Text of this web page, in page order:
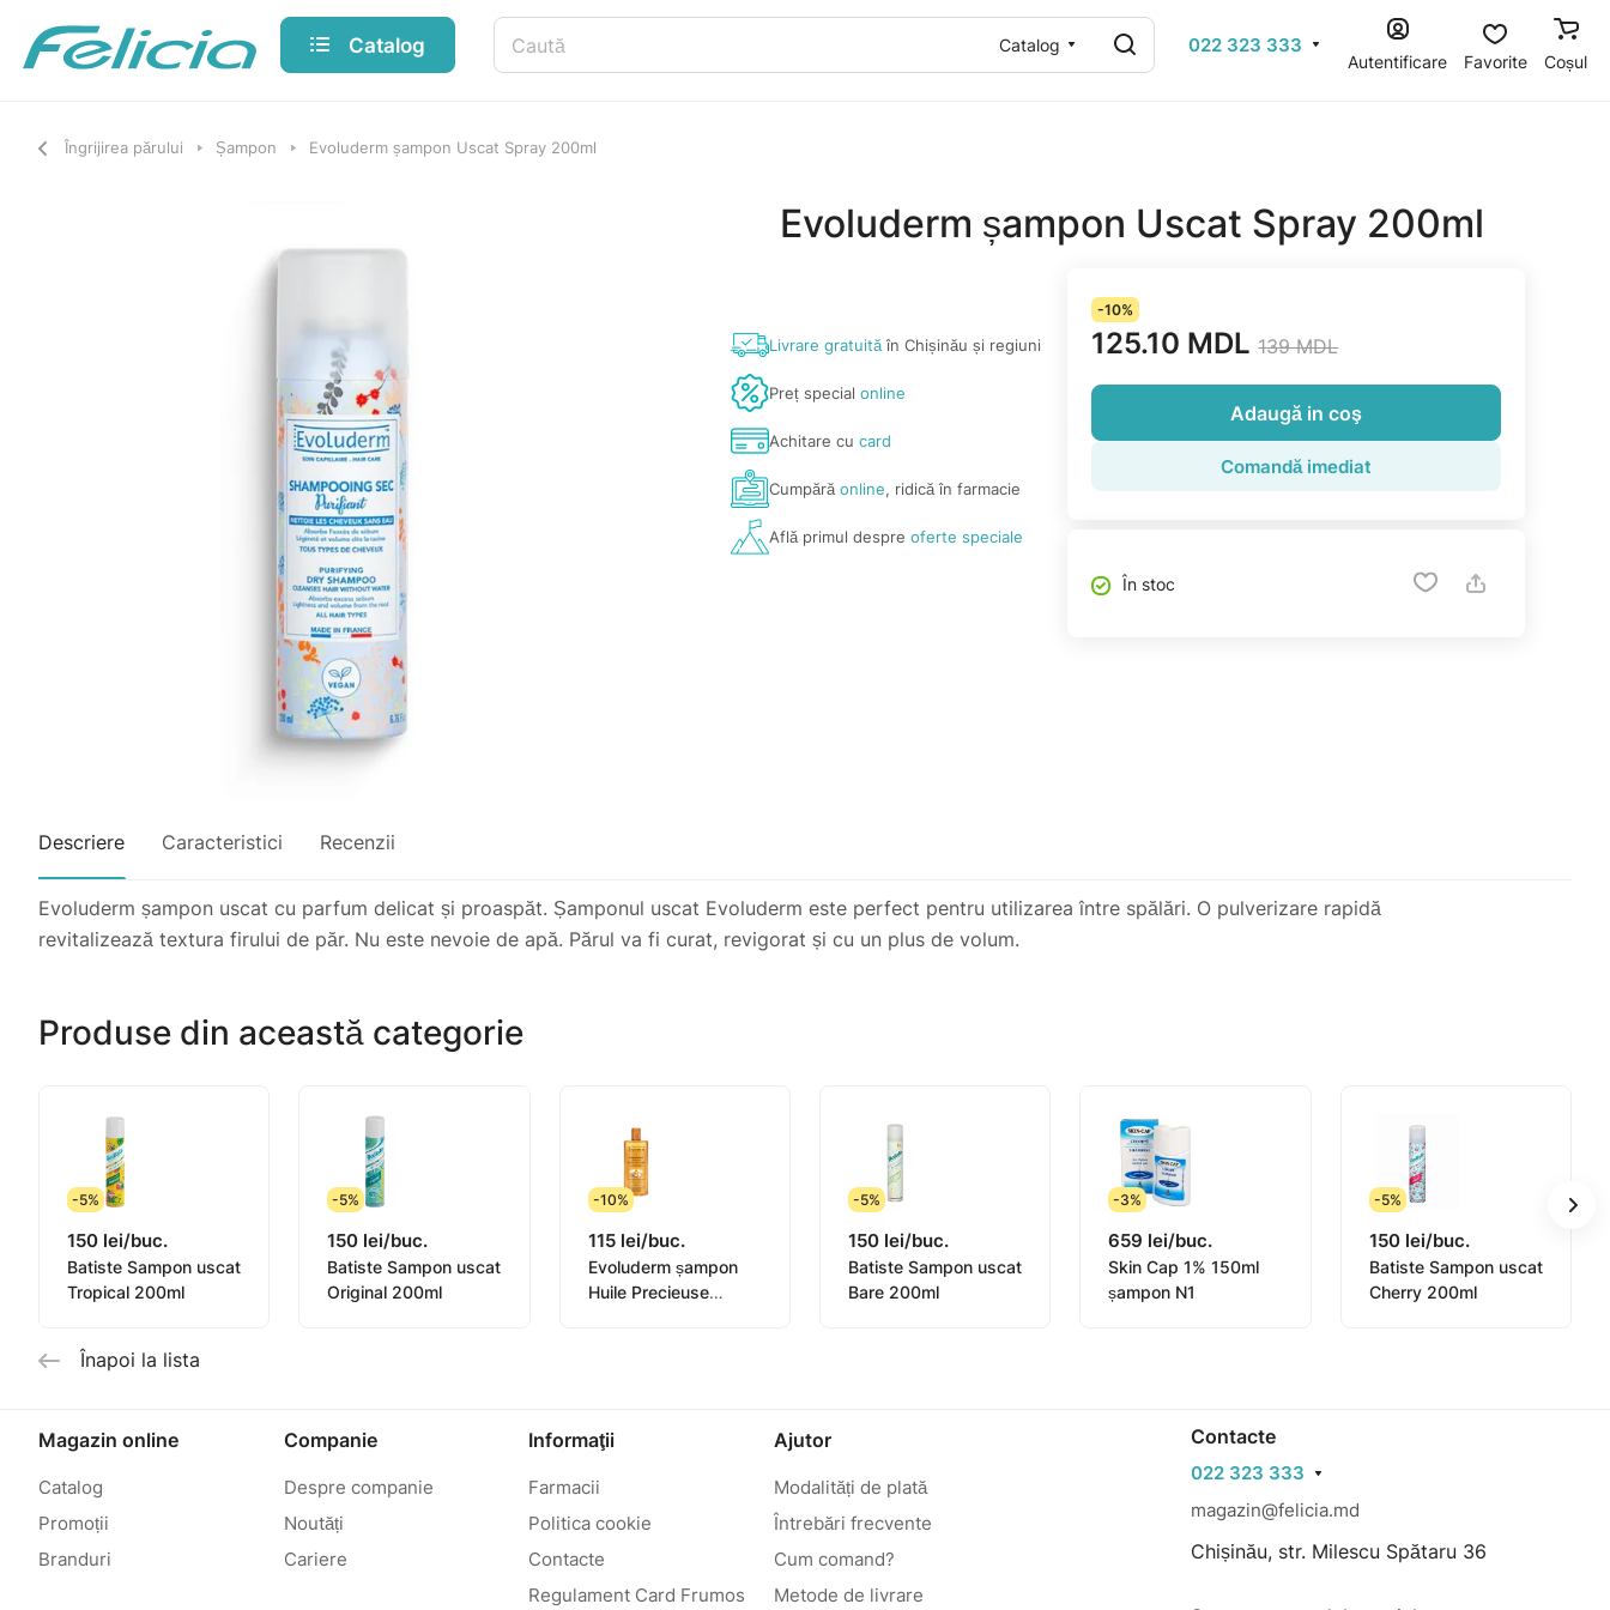
Catalog Catalog 022 323 333
Autentificare Favorite Coșul
Îngrijirea părului Șampon Evoluderm șampon Uscat Spray 200ml
Evoluderm șampon Uscat Spray 200ml
Livrare gratuităîn Chișinău și regiuni
Preț specialonline
Achitare cucard
Cumpărăonline, ridică în farmacie
Află primul despreoferte speciale
-10%
125.10 MDL 139 MDL
Adaugă in coş
Comandă imediat
În stoc
Descriere Caracteristici Recenzii
Evoluderm șampon uscat cu parfum delicat și proaspăt. Șamponul uscat Evoluderm este perfect pentru utilizarea între spălări. O pulverizare rapidă
revitalizează textura firului de păr. Nu este nevoie de apă. Părul va fi curat, revigorat și cu un plus de volum.
Produse din această categorie
-5%
150 lei/buc.
Batiste Sampon uscat
Tropical 200ml
-5%
150 lei/buc.
Batiste Sampon uscat
Original 200ml
-10%
115 lei/buc.
Evoluderm șampon
Huile Precieuse
-5%
150 lei/buc.
Batiste Sampon uscat
Bare 200ml
-3%
659 lei/buc.
Skin Cap 1% 150ml
șampon N1
-5%
150 lei/buc.
Batiste Sampon uscat
Cherry 200ml
Înapoi la lista
Magazin online
Catalog
Promoții
Branduri
Companie
Despre companie
Noutăți
Cariere
Informaţii
Farmacii
Politica cookie
Contacte
Regulament Card Frumos
Ajutor
Modalități de plată
Întrebări frecvente
Cum comand?
Metode de livrare
Contacte
022 323 333
magazin@felicia.md
Chișinău, str. Milescu Spătaru 36